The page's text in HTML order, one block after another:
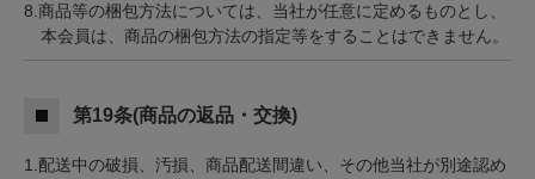
8.商品等の梱包方法については、当社が任意に定めるものとし、
本会員は、商品の梱包方法の指定等をすることはできません。
第19条(商品の返品・交換)
1.配送中の破損、汚損、商品配送間違い、その他当社が別途認め